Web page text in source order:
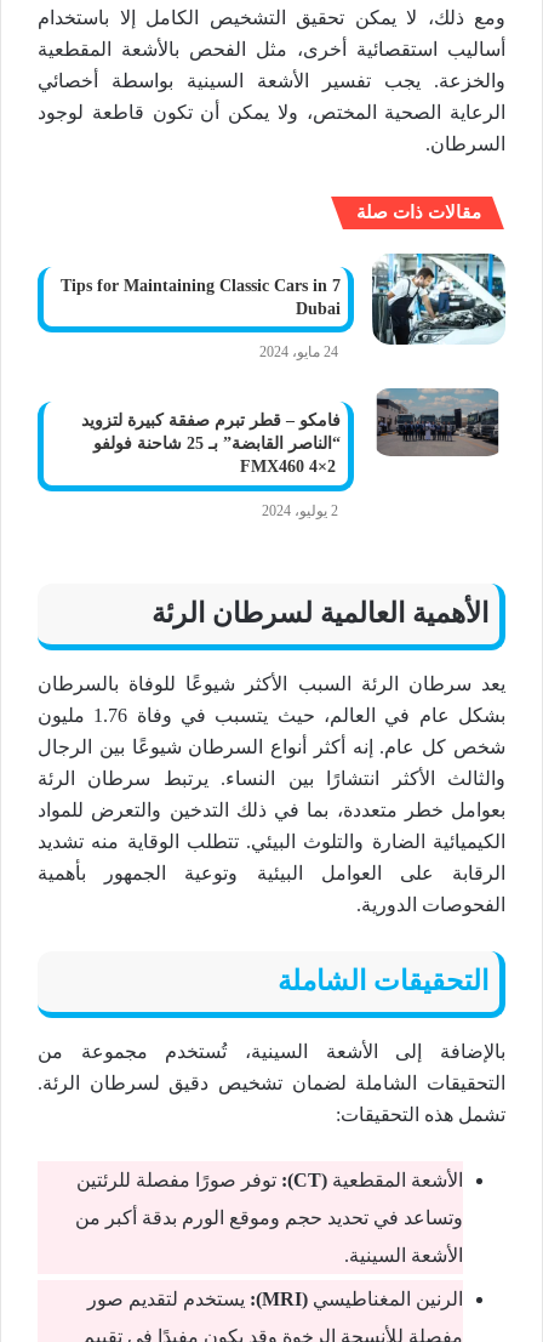
ومع ذلك، لا يمكن تحقيق التشخيص الكامل إلا باستخدام
أساليب استقصائية أخرى، مثل الفحص بالأشعة المقطعية
والخزعة. يجب تفسير الأشعة السينية بواسطة أخصائي
الرعاية الصحية المختص، ولا يمكن أن تكون قاطعة لوجود
السرطان.
مقالات ذات صلة
7 Tips for Maintaining Classic Cars in
Dubai
24 مايو، 2024
فامكو – قطر تبرم صفقة كبيرة لتزويد
“الناصر القابضة” بـ 25 شاحنة فولفو
2 يوليو، 2024
الأهمية العالمية لسرطان الرئة
يعد سرطان الرئة السبب الأكثر شيوعًا للوفاة بالسرطان
بشكل عام في العالم، حيث يتسبب في وفاة 1.76 مليون
شخص كل عام. إنه أكثر أنواع السرطان شيوعًا بين الرجال
والثالث الأكثر انتشارًا بين النساء. يرتبط سرطان الرئة
بعوامل خطر متعددة، بما في ذلك التدخين والتعرض للمواد
الكيميائية الضارة والتلوث البيئي. تتطلب الوقاية منه تشديد
الرقابة على العوامل البيئية وتوعية الجمهور بأهمية
الفحوصات الدورية.
التحقيقات الشاملة
بالإضافة إلى الأشعة السينية، تُستخدم مجموعة من
التحقيقات الشاملة لضمان تشخيص دقيق لسرطان الرئة.
تشمل هذه التحقيقات:
الأشعة المقطعية (CT):
توفر صورًا مفصلة للرئتين
وتساعد في تحديد حجم وموقع الورم بدقة أكبر من
الأشعة السينية.
الرنين المغناطيسي (MRI):
يستخدم لتقديم صور
مفصلة للأنسجة الرخوة وقد يكون مفيدًا في تقييم